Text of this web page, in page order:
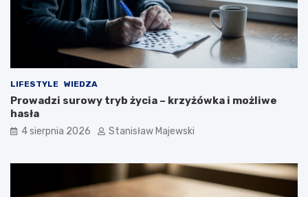
LIFESTYLE WIEDZA
Prowadzi surowy tryb życia – krzyżówka i możliwe
hasła
4 sierpnia 2026 Stanisław Majewski